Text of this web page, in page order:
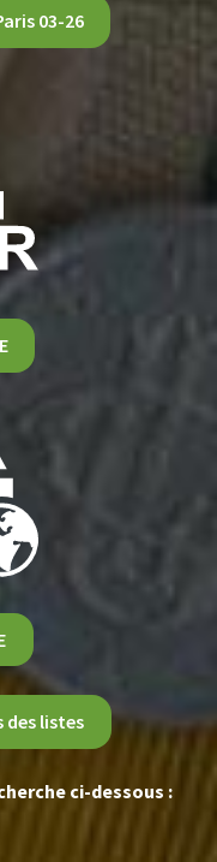
03-26
des listes
ci-dessous :